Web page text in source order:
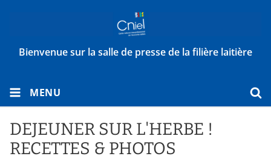
Bienvenue sur la salle de presse de la filière laitière
MENU
DEJEUNER SUR L'HERBE !
RECETTES & PHOTOS